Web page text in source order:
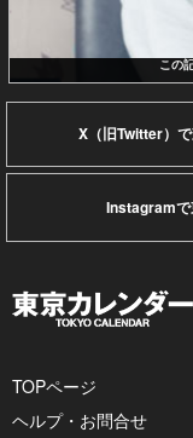
この
X（旧Twitter）
Instagramで
TOPページ
ヘルプ・お問合せ